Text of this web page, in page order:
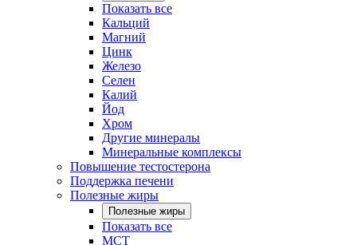
Показать все
Кальций
Магний
Цинк
Железо
Селен
Калий
Йод
Хром
Другие минералы
Минеральные комплексы
Повышение тестостерона
Поддержка печени
Полезные жиры
Полезные жиры
Показать все
MCT